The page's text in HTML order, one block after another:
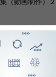
（動画制作）